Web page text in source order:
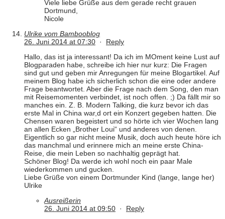
Viele liebe Grüße aus dem gerade recht grauen
Dortmund,
Nicole
Ulrike vom Bambooblog
26. Juni 2014 at 07:30 · Reply
Hallo, das ist ja interessant! Da ich im MOment keine Lust auf
Blogparaden habe, schreibe ich hier nur kurz: Die Fragen
sind gut und geben mir Anregungen für meine Blogartikel. Auf
meinem Blog habe ich sicherlich schon die eine oder andere
Frage beantwortet. Aber die Frage nach dem Song, den man
mit Reisemomenten verbindet, ist noch offen. ;) Da fällt mir so
manches ein. Z. B. Modern Talking, die kurz bevor ich das
erste Mal in China war,d ort ein Konzert gegeben hatten. Die
Chensen waren begeistert und so hörte ich vier Wochen lang
an allen Ecken „Brother Loui“ und anderes von denen.
Eigentlich so gar nicht meine Musik, doch auch heute höre ich
das manchmal und erinnere mich an meine erste China-
Reise, die mein Leben so nachhaltig geprägt hat.
Schöner Blog! Da werde ich wohl noch ein paar Male
wiederkommen und gucken.
Liebe Grüße von einem Dortmunder Kind (lange, lange her)
Ulrike
Ausreißerin
26. Juni 2014 at 09:50 · Reply